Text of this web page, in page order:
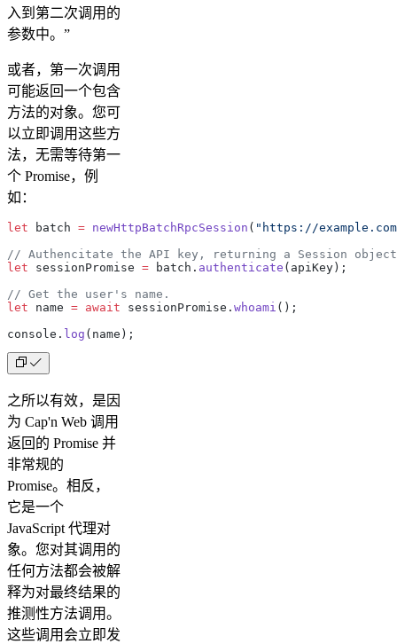
入到第二次调用的
参数中。”
或者，第一次调用
可能返回一个包含
方法的对象。您可
以立即调用这些方
法，无需等待第一
个 Promise，例
如：
let batch = newHttpBatchRpcSession ( "https://
// Authencitate the API key, returning a Session
let sessionPromise = batch. authenticate (apiKey);
// Get the user's name.
let name = await sessionPromise. whoami ();
console. log (name);
之所以有效，是因
为 Cap'n Web 调用
返回的 Promise 并
非常规的
Promise。相反，
它是一个
JavaScript 代理对
象。您对其调用的
任何方法都会被解
释为对最终结果的
推测性方法调用。
这些调用会立即发